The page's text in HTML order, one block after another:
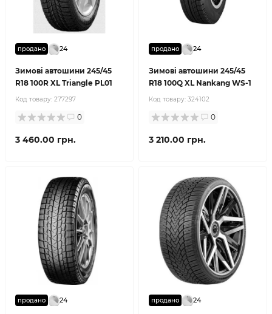
продано 24
Зимові автошини 245/45
R18 100R XL Triangle PL01
Код товару: 277297
0
3 460.00 грн.
продано 24
Зимові автошини 245/45
R18 100Q XL Nankang WS-1
Код товару: 324102
0
3 210.00 грн.
продано 24 продано 24